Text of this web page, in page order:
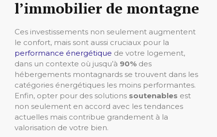
l’immobilier de montagne
Ces investissements non seulement augmentent
le confort, mais sont aussi cruciaux pour la
performance énergétique de votre logement,
dans un contexte où jusqu’à 90% des
hébergements montagnards se trouvent dans les
catégories énergétiques les moins performantes.
Enfin, opter pour des solutions soutenables est
non seulement en accord avec les tendances
actuelles mais contribue grandement à la
valorisation de votre bien.